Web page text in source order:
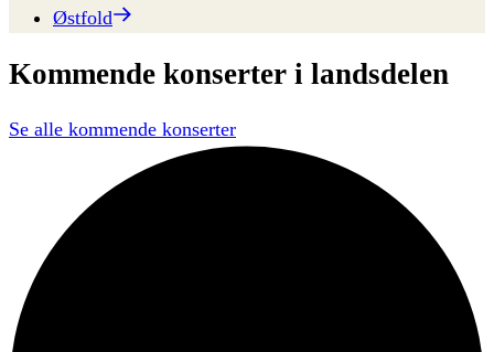
Østfold
Kommende konserter i landsdelen
Se alle kommende konserter